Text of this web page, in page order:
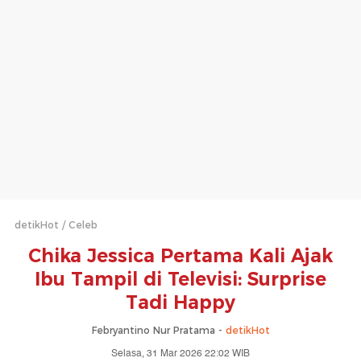
detikHot Celeb
Chika Jessica Pertama Kali Ajak
Ibu Tampil di Televisi: Surprise
Tadi Happy
Febryantino Nur Pratama - detikHot
Selasa, 31 Mar 2026 22:02 WIB